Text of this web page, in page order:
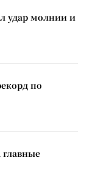
удар молнии и
по